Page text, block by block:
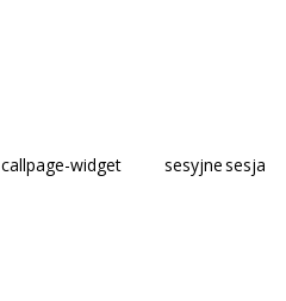
callpage-widget sesyjnesesja